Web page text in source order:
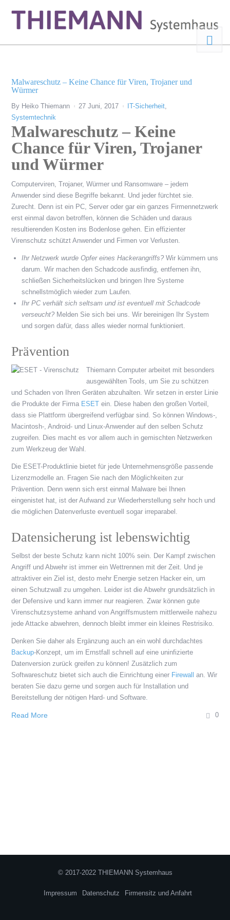
Malwareschutz – Keine Chance für Viren, Trojaner und
Würmer
By Heiko Thiemann 27 Juni, 2017 IT-Sicherheit
Systemtechnik
Malwareschutz – Keine
Chance für Viren, Trojaner
und Würmer
Computerviren, Trojaner, Würmer und Ransomware – jedem
Anwender sind diese Begriffe bekannt. Und jeder fürchtet sie.
Zurecht. Denn ist ein PC, Server oder gar ein ganzes Firmennetzwerk
erst einmal davon betroffen, können die Schäden und daraus
resultierenden Kosten ins Bodenlose gehen. Ein effizienter
Virenschutz schützt Anwender und Firmen vor Verlusten.
Ihr Netzwerk wurde Opfer eines Hackerangriffs? Wir kümmern uns
darum. Wir machen den Schadcode ausfindig, entfernen ihn,
schließen Sicherheitslücken und bringen Ihre Systeme
schnellstmöglich wieder zum Laufen.
Ihr PC verhält sich seltsam und ist eventuell mit Schadcode
verseucht? Melden Sie sich bei uns. Wir bereinigen Ihr System
und sorgen dafür, dass alles wieder normal funktioniert.
Prävention
Thiemann Computer arbeitet mit besonders
ausgewählten Tools, um Sie zu schützen
und Schaden von Ihren Geräten abzuhalten. Wir setzen in erster Linie
die Produkte der Firma ESET ein. Diese haben den großen Vorteil,
dass sie Plattform übergreifend verfügbar sind. So können Windows-,
Macintosh-, Android- und Linux-Anwender auf den selben Schutz
zugreifen. Dies macht es vor allem auch in gemischten Netzwerken
zum Werkzeug der Wahl.
Die ESET-Produktlinie bietet für jede Unternehmensgröße passende
Lizenzmodelle an. Fragen Sie nach den Möglichkeiten zur
Prävention. Denn wenn sich erst einmal Malware bei Ihnen
eingenistet hat, ist der Aufwand zur Wiederherstellung sehr hoch und
die möglichen Datenverluste eventuell sogar irreparabel.
Datensicherung ist lebenswichtig
Selbst der beste Schutz kann nicht 100% sein. Der Kampf zwischen
Angriff und Abwehr ist immer ein Wettrennen mit der Zeit. Und je
attraktiver ein Ziel ist, desto mehr Energie setzen Hacker ein, um
einen Schutzwall zu umgehen. Leider ist die Abwehr grundsätzlich in
der Defensive und kann immer nur reagieren. Zwar können gute
Virenschutzsysteme anhand von Angriffsmustern mittlerweile nahezu
jede Attacke abwehren, dennoch bleibt immer ein kleines Restrisiko.
Denken Sie daher als Ergänzung auch an ein wohl durchdachtes
Backup-Konzept, um im Ernstfall schnell auf eine uninfizierte
Datenversion zurück greifen zu können! Zusätzlich zum
Softwareschutz bietet sich auch die Einrichtung einer Firewall
an. Wir
beraten Sie dazu gerne und sorgen auch für Installation und
Bereitstellung der nötigen Hard- und Software.
Read More 0
© 2017-2022 THIEMANN Systemhaus
Impressum Datenschutz Firmensitz und Anfahrt